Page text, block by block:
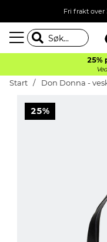
Fri frakt over
25%
Start Don Donna -
25%